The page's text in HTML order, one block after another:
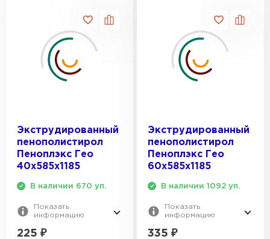
Экструдированный
пенополистирол
Пеноплэкс Гео
40х585х1185
В наличии 670 уп.
Показать
информацию
225 ₽
Экструдированный
пенополистирол
Пеноплэкс Гео
60х585х1185
В наличии 1092 уп.
Показать
информацию
335 ₽
Утеплитель Теплекс
ПЕРЕЙТИ
Рулонная кровля Брит